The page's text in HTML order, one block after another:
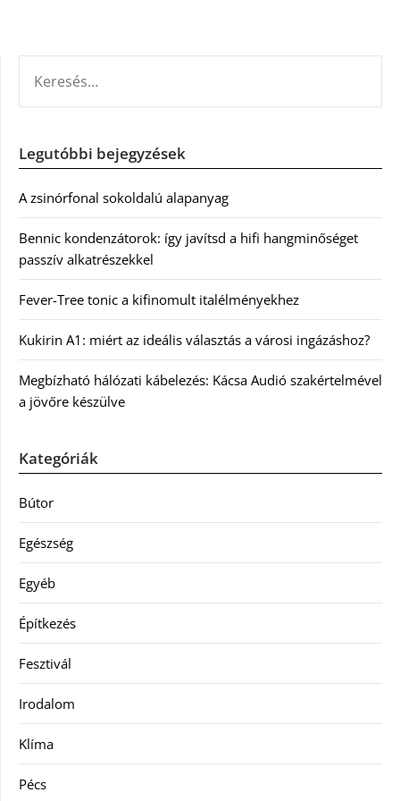
Legutóbbi bejegyzések
A zsinórfonal sokoldalú alapanyag
Bennic kondenzátorok: így javítsd a hifi hangminőséget
passzív alkatrészekkel
Fever-Tree tonic a kifinomult italélményekhez
Kukirin A1: miért az ideális választás a városi ingázáshoz?
Megbízható hálózati kábelezés: Kácsa Audió szakértelmével
a jövőre készülve
Kategóriák
Bútor
Egészség
Egyéb
Építkezés
Fesztivál
Irodalom
Klíma
Pécs